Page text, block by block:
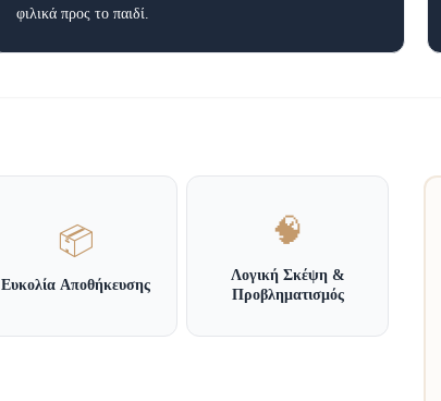
φιλικά προς το παιδί.
📦
Ευκολία Αποθήκευσης
🧠
Λογική Σκέψη &
Προβληματισμός